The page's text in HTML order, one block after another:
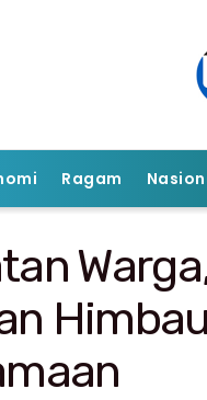
Ragam